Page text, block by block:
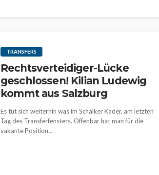
TRANSFERS
Rechtsverteidiger-Lücke
geschlossen! Kilian Ludewig
kommt aus Salzburg
Es tut sich weiterhin was im Schalker Kader, am letzten
Tag des Transferfensters. Offenbar hat man für die
vakante Position...